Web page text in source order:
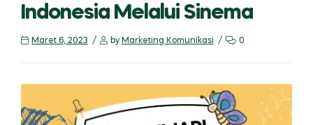
Indonesia Melalui Sinema
Maret 6, 2023 by Marketing Komunikasi 0